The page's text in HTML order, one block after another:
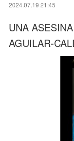
2024.07.19 21:45
UNA
AGUILAR-